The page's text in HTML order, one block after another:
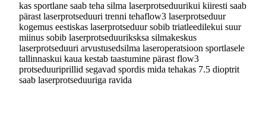
kas sportlane saab teha silma laserprotseduurikui kiiresti saab
pärast laserprotseduuri trenni tehaflow3 laserprotseduur
kogemus eestiskas laserprotseduur sobib triatleedilekui suur
miinus sobib laserprotseduuriksksa silmakeskus
laserprotseduuri arvustusedsilma laseroperatsioon sportlasele
tallinnaskui kaua kestab taastumine pärast flow3
protseduuriprillid segavad spordis mida tehakas 7.5 dioptrit
saab laserprotseduuriga ravida